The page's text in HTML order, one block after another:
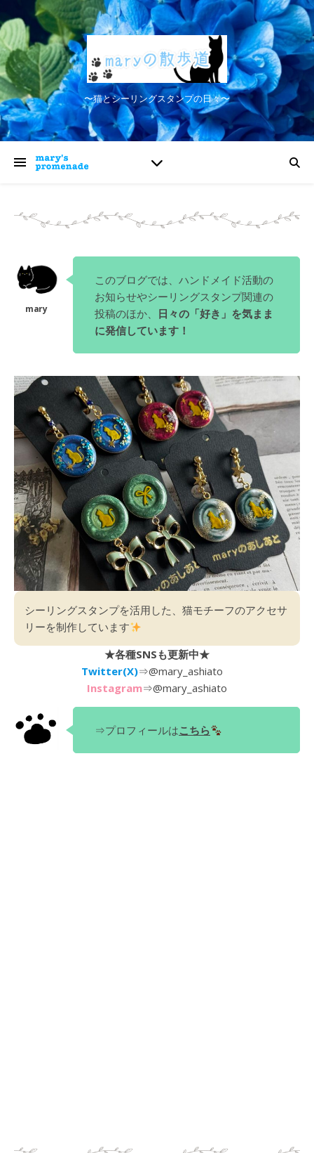
〜猫とシーリングスタンプの日々〜
このブログでは、ハンドメイド活動の
お知らせやシーリングスタンプ関連の
投稿のほか、 日々の「好き」を気まま
に発信しています！
シーリングスタンプを活用した、猫モチーフのアクセサ
リーを制作しています
★各種SNSも更新中★
Twitter(X)⇒@mary_ashiato
Instagram⇒@mary_ashiato
⇒プロフィールはこちら